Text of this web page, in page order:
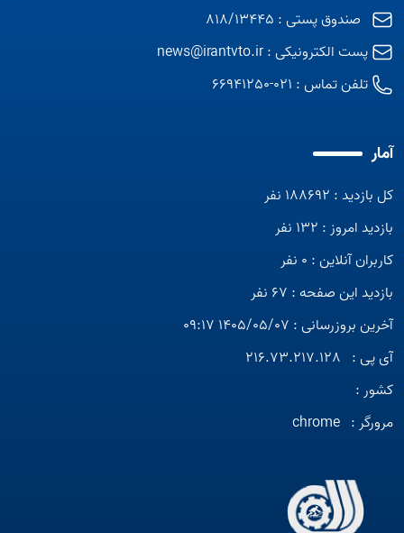
صندوق پستی : 818/13445
پست الکترونیکی :news@irantvto.ir
تلفن تماس : 021-66941250
آمار
کل بازدید : 188692 نفر
بازدید امروز : 132 نفر
کاربران آنلاین : 0 نفر
بازدید این صفحه : 67 نفر
آخرین بروزرسانی : 1405/05/07 09:17
آی پی : 216.73.217.128
کشور :
مرورگر : chrome